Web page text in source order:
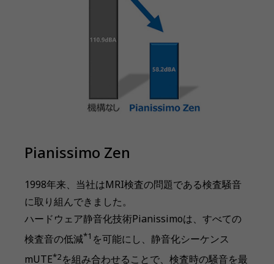
Pianissimo Zen
1998年来、当社はMRI検査の問題である検査騒音
に取り組んできました。
ハードウェア静音化技術Pianissimoは、すべての
検査音の低減*1 を可能にし、静音化シーケンス
mUTE*2を組み合わせることで、検査時の騒音を最